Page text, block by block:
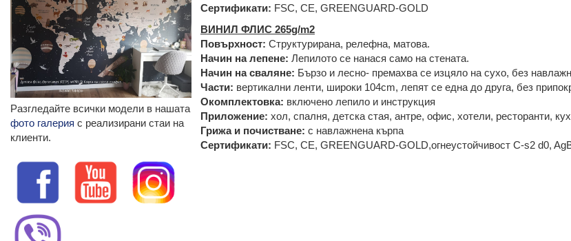
Разгледайте всички модели в нашата
фото галерия с реализирани стаи на
клиенти.
Сертификати: FSC, CE, GREENGUARD-GOLD
ВИНИЛ ФЛИС 265g/m2
Повърхност: Структурирана, релефна, матова.
Начин на лепене: Лепилото се нанася само на стената.
Начин на сваляне: Бързо и лесно- премахва се изцяло на сухо, без
Части: вертикални ленти, широки 104cm, лепят се една до друга, без
Окомплектовка: включено лепило и инструкция
Приложение: хол, спалня, детска стая, антре, офис, хотели, ресторанти,
Грижа и почистване: с навлажнена кърпа
Сертификати: FSC, CE, GREENGUARD-GOLD,огнеустойчивост C-s2 d0,